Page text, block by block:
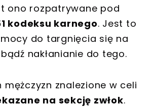
ono rozpatrywane pod
kodeksu karnego. Jest to
do targnięcia się na
nakłanianie do tego.
mężczyzn znalezione w celi
na sekcję zwłok.